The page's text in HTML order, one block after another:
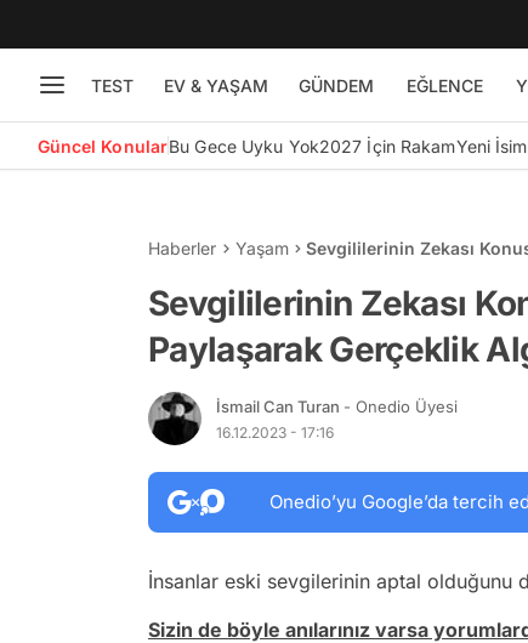
TEST EV & YAŞAM GÜNDEM EĞLENCE
Güncel KonularBu Gece Uyku Yok2027 İçin RakamYeni
Haberler Yaşam
Sevgililerinin Zekası
Sevgililerinin Zekası
Paylaşarak Gerçeklik
İsmail Can Turan - Onedio Üyesi
16.12.2023 - 17:16
Onedio’yu Google’da tercih
İnsanlar eski sevgilerinin aptal olduğunu
Sizin de böyle anılarınız varsa